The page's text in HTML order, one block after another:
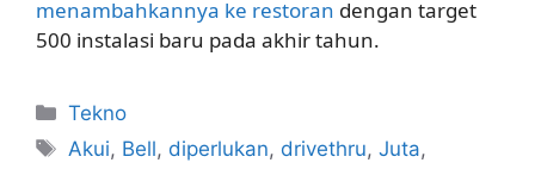
menambahkannya ke restoran dengan target
500 instalasi baru pada akhir tahun.
Kategori
Tekno
Tag
Akui, Bell, diperlukan, drivethru,Juta,